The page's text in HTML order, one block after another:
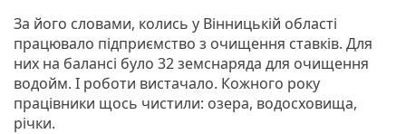
За його словами, колись у Вінницькій області
працювало підприємство з очищення ставків. Для
них на балансі було 32 земснаряда для очищення
водойм. І роботи вистачало. Кожного року
працівники щось чистили: озера, водосховища,
річки.